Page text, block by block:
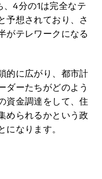
、4分の1は完全なテ
予想されており、さ
がテレワークになる
的に広がり、都市計
ダーたちがどのよう
資金調達をして、住
められるかという政
になります。